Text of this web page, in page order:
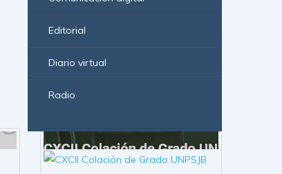
Editorial
Diario virtual
Radio